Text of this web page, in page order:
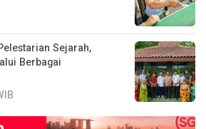
Sejarah,
Berbagai